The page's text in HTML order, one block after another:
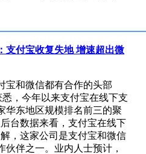
付宝收复失地 增速超出微
和微信都有合作的头部
，今年以来支付宝在线下支
华东地区规模排名前三的聚
台数据来看，支付宝在线下
，这家公司是支付宝和微信
伴之一。业内人士预计，